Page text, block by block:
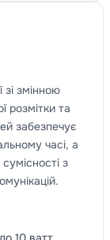
зі змінною
розмітки та
забезпечує
часі, а
з